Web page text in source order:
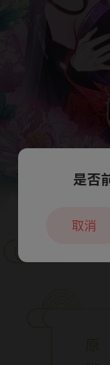
本章节
是否
取消